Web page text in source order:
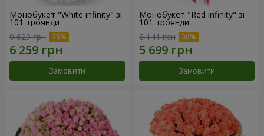
Монобукет "White infinity" зі
101 троянди
9 629 грн
Замовити
Монобукет "Red infinity" зі
101 троянди
8 141 грн
Замовити